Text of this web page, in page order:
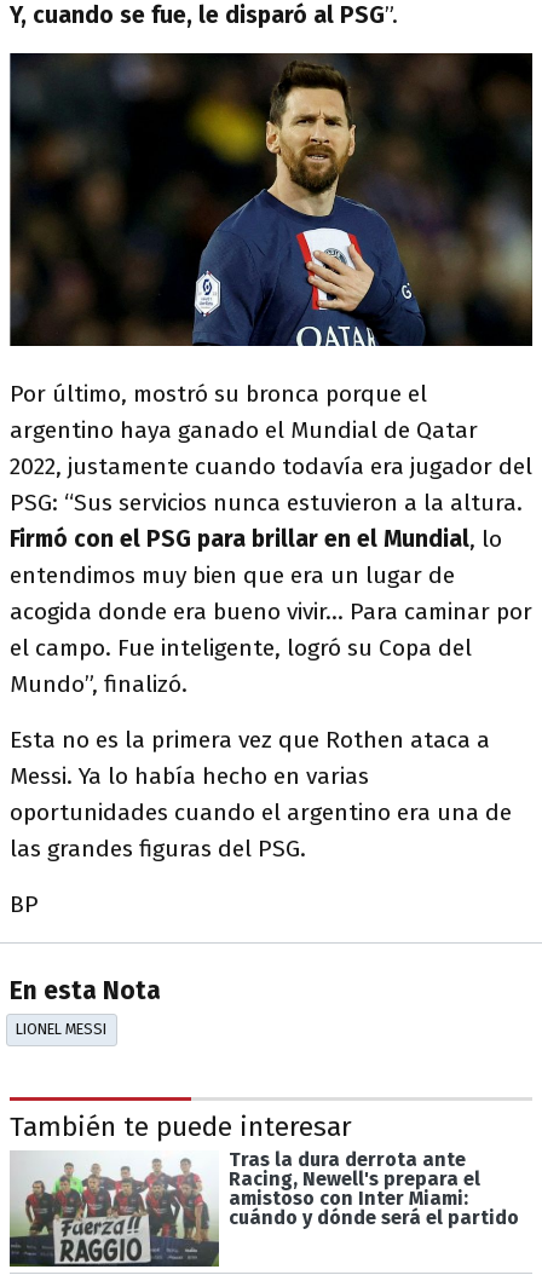
Y, cuando se fue, le disparó al PSG”.
Por último, mostró su bronca porque el
argentino haya ganado el Mundial de Qatar
2022, justamente cuando todavía era jugador del
PSG: “Sus servicios nunca estuvieron a la altura.
Firmó con el PSG para brillar en el Mundial, lo
entendimos muy bien que era un lugar de
acogida donde era bueno vivir… Para caminar por
el campo. Fue inteligente, logró su Copa del
Mundo”, finalizó.
Esta no es la primera vez que Rothen ataca a
Messi. Ya lo había hecho en varias
oportunidades cuando el argentino era una de
las grandes figuras del PSG.
BP
En esta Nota
LIONEL MESSI
También te puede interesar
Tras la dura derrota ante
Racing, Newell's prepara el
amistoso con Inter Miami:
cuándo y dónde será el partido